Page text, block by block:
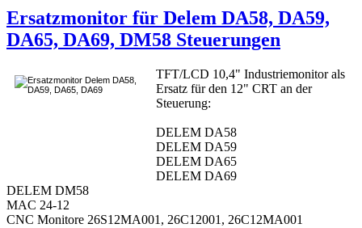
Ersatzmonitor für Delem DA58, DA59,
DA65, DA69, DM58 Steuerungen
TFT/LCD 10,4" Industriemonitor als
Ersatz für den 12" CRT an der
Steuerung:
DELEM DA58
DELEM DA59
DELEM DA65
DELEM DA69
DELEM DM58
MAC 24-12
CNC Monitore 26S12MA001, 26C12001, 26C12MA001